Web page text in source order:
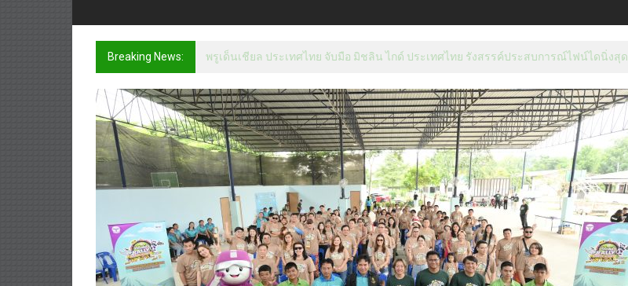
Breaking News: พรูเด็นเชียล ประเทศไทย จับมือ มิชลิน ไกด์ ประเทศไทย รังสรรค์ประสบการณ์ไฟน์ไดนิ่ง